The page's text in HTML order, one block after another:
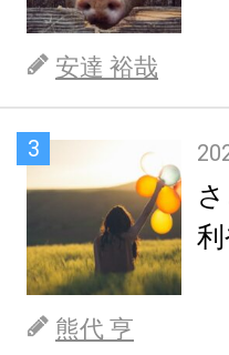
安達 裕哉
3
熊代 亨